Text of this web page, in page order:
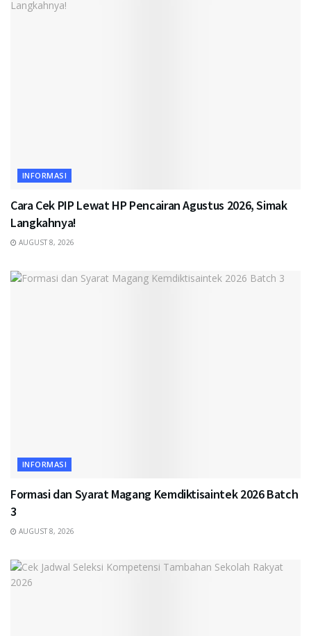
INFORMASI
Cara Cek PIP Lewat HP Pencairan Agustus 2026, Simak
Langkahnya!
AUGUST 8, 2026
INFORMASI
Formasi dan Syarat Magang Kemdiktisaintek 2026 Batch
3
AUGUST 8, 2026